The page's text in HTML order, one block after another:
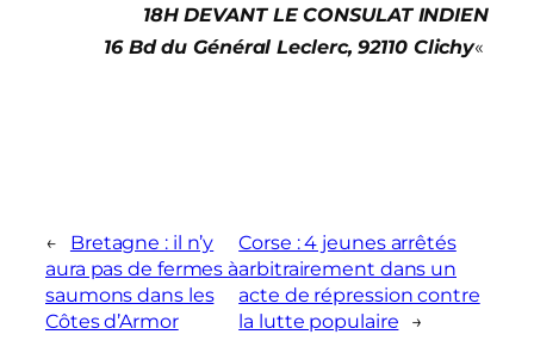
18H DEVANT LE CONSULAT INDIEN
16 Bd du Général Leclerc, 92110 Clichy«
←
Bretagne : il n’y
aura pas de fermes à
saumons dans les
Côtes d’Armor
Corse : 4 jeunes arrêtés
arbitrairement dans un
acte de répression contre
la lutte populaire
→